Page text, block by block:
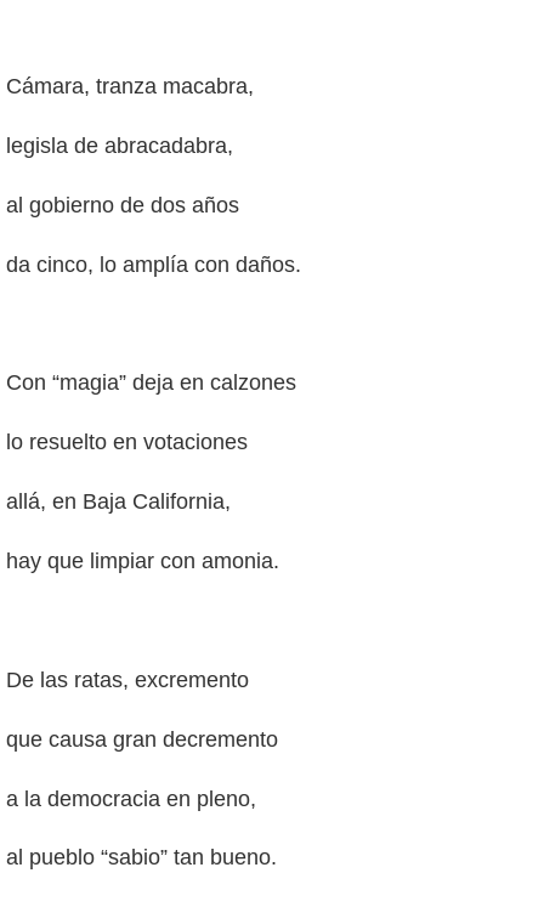
Cámara, tranza macabra,
legisla de abracadabra,
al gobierno de dos años
da cinco, lo amplía con daños.
Con “magia” deja en calzones
lo resuelto en votaciones
allá, en Baja California,
hay que limpiar con amonia.
De las ratas, excremento
que causa gran decremento
a la democracia en pleno,
al pueblo “sabio” tan bueno.